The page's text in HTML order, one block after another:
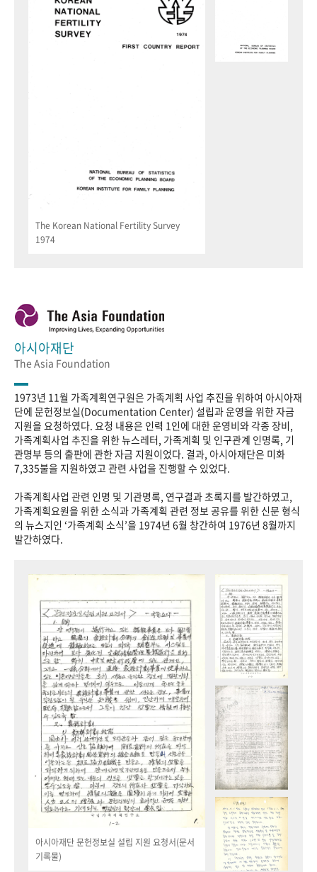
The Korean National Fertility Survey
1974
아시아재단
The Asia Foundation
1973년 11월 가족계획연구원은 가족계획 사업 추진을 위하여 아시아재
단에 문헌정보실(Documentation Center) 설립과 운영을 위한 자금
지원을 요청하였다. 요청 내용은 인력 1인에 대한 운영비와 각종 장비,
가족계획사업 추진을 위한 뉴스레터, 가족계획 및 인구관계 인명록, 기
관명부 등의 출판에 관한 자금 지원이었다. 결과, 아시아재단은 미화
7,335불을 지원하였고 관련 사업을 진행할 수 있었다.
가족계획사업 관련 인명 및 기관명록, 연구결과 초록지를 발간하였고,
가족계획요원을 위한 소식과 가족계획 관련 정보 공유를 위한 신문 형식
의 뉴스지인 ‘가족계획 소식’을 1974년 6월 창간하여 1976년 8월까지
발간하였다.
아시아재단 문헌정보실 설립 지원 요청서(문서
기록물)